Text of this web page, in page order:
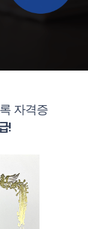
자격증
!